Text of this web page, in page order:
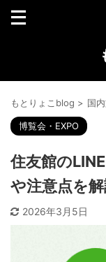
もとりょこblog > 国
博覧会・EXPO
住友館の
や注意点を解
2026年3月5日